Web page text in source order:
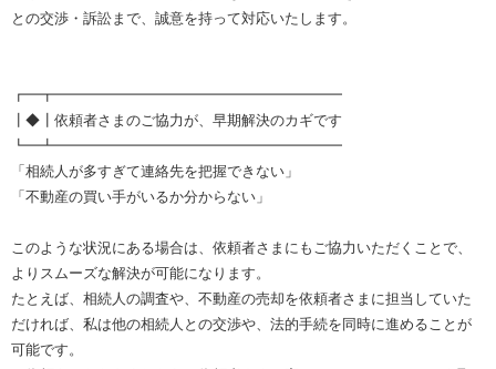
との交渉・訴訟まで、誠意を持って対応いたします。
┏━┳━━━━━━━━━━━━━━━━━━━━
┃◆┃依頼者さまのご協力が、早期解決のカギです
┗━┻━━━━━━━━━━━━━━━━━━━━
「相続人が多すぎて連絡先を把握できない」
「不動産の買い手がいるか分からない」
このような状況にある場合は、依頼者さまにもご協力いただくことで、
よりスムーズな解決が可能になります。
たとえば、相続人の調査や、不動産の売却を依頼者さまに担当していた
だければ、私は他の相続人との交渉や、法的手続を同時に進めることが
可能です。